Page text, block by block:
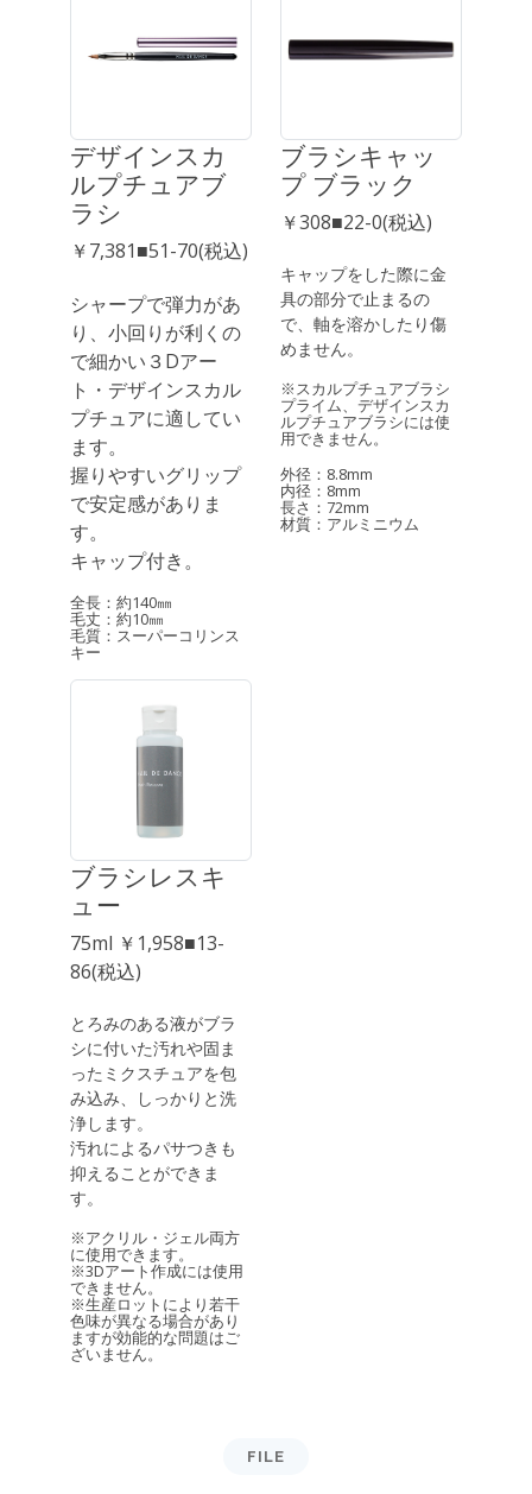
デザインスカ
ルプチュアブ
ラシ
￥7,381■51-70(税込)
シャープで弾力があ
り、小回りが利くの
で細かい３Dアー
ト・デザインスカル
プチュアに適してい
ます。
握りやすいグリップ
で安定感がありま
す。
キャップ付き。
全長：約140㎜
毛丈：約10㎜
毛質：スーパーコリンス
キー
ブラシキャッ
プ ブラック
￥308■22-0(税込)
キャップをした際に金
具の部分で止まるの
で、軸を溶かしたり傷
めません。
※スカルプチュアブラシ
プライム、デザインスカ
ルプチュアブラシには使
用できません。
外径：8.8mm
内径：8mm
長さ：72mm
材質：アルミニウム
ブラシレスキ
ュー
75ml ￥1,958■13-
86(税込)
とろみのある液がブラ
シに付いた汚れや固ま
ったミクスチュアを包
み込み、しっかりと洗
浄します。
汚れによるパサつきも
抑えることができま
す。
※アクリル・ジェル両方
に使用できます。
※3Dアート作成には使用
できません。
※生産ロットにより若干
色味が異なる場合があり
ますが効能的な問題はご
ざいません。
FILE